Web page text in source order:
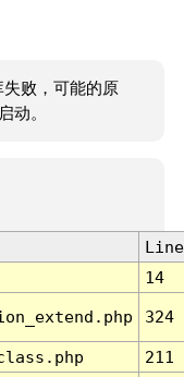
败，可能的原
动。
Line
14
324
211